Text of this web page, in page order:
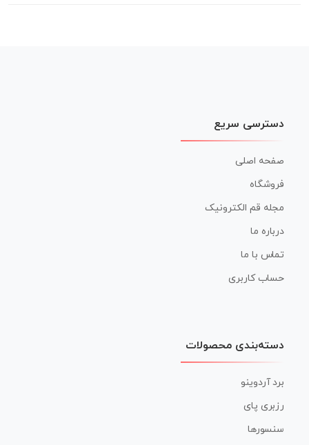
دسترسی سریع
صفحه اصلی
فروشگاه
مجله قم الکترونیک
درباره ما
تماس با ما
حساب کاربری
دسته‌بندی محصولات
برد آردوینو
رزبری پای
سنسورها